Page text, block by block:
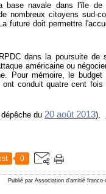
base navale dans l'île
nombreux citoyens sud-
future doit permettre
dans la poursuite de
américaine ou
Pour mémoire, le
conduit quatre cent fois
du 20 août 2013),
0
Publié par Association d'amitié franco-